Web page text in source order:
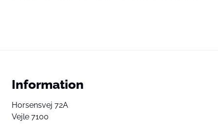
Information
Horsensvej 72A
Vejle 7100